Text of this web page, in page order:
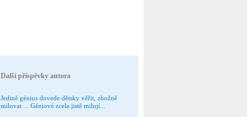
Další příspěvky autora
Jedině génius dovede dětsky věřit, zbožně
milovat ... Géniové zcela jistě milují...